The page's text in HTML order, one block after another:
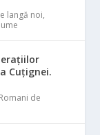
langă noi,
Cuțignei.
Romani de